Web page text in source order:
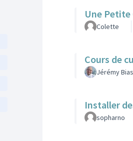
Une Petite
Colette
Cours de
Jérémy
Installer
sopharno